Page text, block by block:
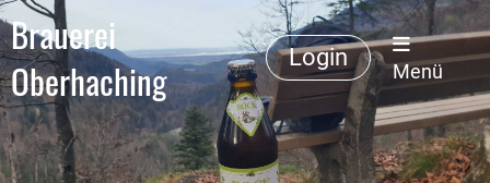
Brauerei
Oberhaching
Login
Menü